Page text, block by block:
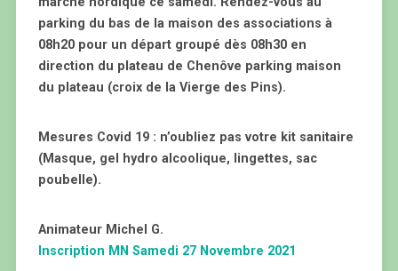
parking du bas de la maison des associations à
08h20 pour un départ groupé dès 08h30 en
direction du plateau de Chenôve parking maison
du plateau (croix de la Vierge des Pins).
Mesures Covid 19 : n’oubliez pas votre kit sanitaire
(Masque, gel hydro alcoolique, lingettes, sac
poubelle).
Animateur Michel G.
Inscription MN Samedi 27 Novembre 2021